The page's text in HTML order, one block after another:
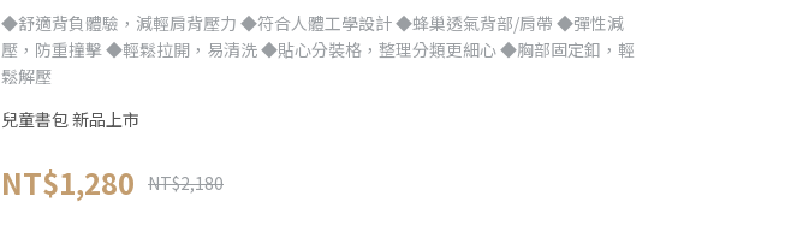
◆舒適背負體驗，減輕肩背壓力 ◆符合人體工學設計 ◆蜂巢透氣背部/肩帶 ◆彈性減
壓，防重撞擊 ◆輕鬆拉開，易清洗 ◆貼心分裝格，整理分類更細心 ◆胸部固定釦，輕
鬆解壓
兒童書包 新品上市
NT$1,280 NT$2,180